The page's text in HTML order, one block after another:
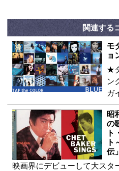
関連する
モ
ョ
★
ン
ガ
昭
の
伝」
映画界にデビューして大スタ